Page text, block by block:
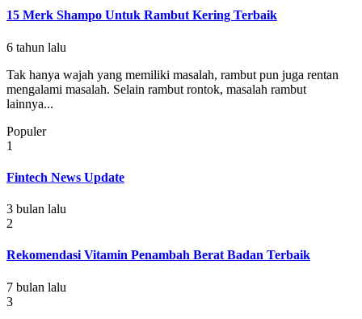
15 Merk Shampo Untuk Rambut Kering Terbaik
6 tahun lalu
Tak hanya wajah yang memiliki masalah, rambut pun juga rentan
mengalami masalah. Selain rambut rontok, masalah rambut
lainnya...
Populer
1
Fintech News Update
3 bulan lalu
2
Rekomendasi Vitamin Penambah Berat Badan Terbaik
7 bulan lalu
3